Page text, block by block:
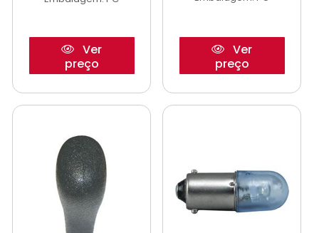
Ver
preço
Ver
preço